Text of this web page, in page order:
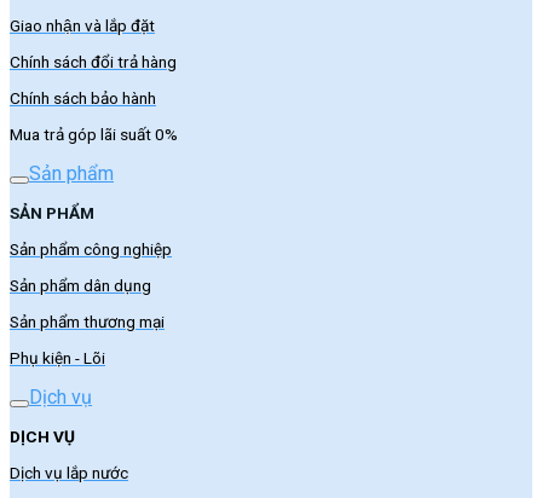
Giao nhận và lắp đặt
Chính sách đổi trả hàng
Chính sách bảo hành
Mua trả góp lãi suất 0%
Sản phẩm
SẢN PHẨM
Sản phẩm công nghiệp
Sản phẩm dân dụng
Sản phẩm thương mại
Phụ kiện - Lõi
Dịch vụ
DỊCH VỤ
Dịch vụ lắp nước